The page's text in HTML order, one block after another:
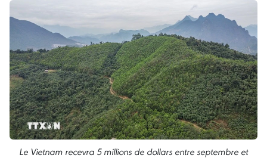
Le Vietnam recevra 5 millions de dollars entre septembre et